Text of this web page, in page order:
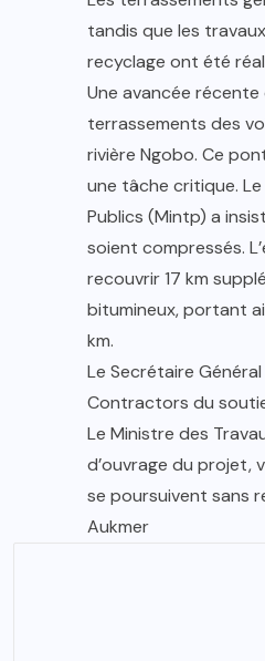
tandis que les
recyclage ont été
Une avancée
terrassements des
rivière Ngobo. Ce
une tâche critique.
Publics (Mintp) a
soient compressés.
recouvrir 17 km
bitumineux, portant
km.
Le Secrétaire
Contractors du
Le Ministre des
d’ouvrage du projet,
se poursuivent sans
Aukmer